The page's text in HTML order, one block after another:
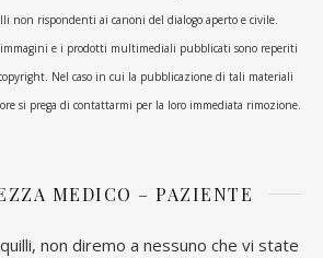
non rispondenti ai canoni del dialogo aperto e civile.
immagini e i prodotti multimediali pubblicati sono reperiti
Nel caso in cui la pubblicazione di tali materiali
si prega di contattarmi per la loro immediata rimozione.
MEDICO – PAZIENTE
non diremo a nessuno che vi state